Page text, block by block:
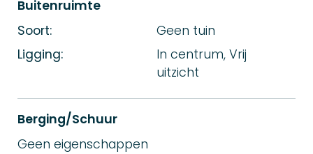
Buitenruimte
Soort:
Geen tuin
Ligging:
In centrum, Vrij
uitzicht
Berging/Schuur
Geen eigenschappen